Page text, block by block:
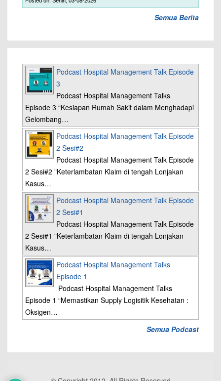
Semua Berita
Podcast Hospital Management Talk Episode
3
Podcast Hospital Management Talks
Episode 3 “Kesiapan Rumah Sakit dalam Menghadapi
Gelombang…
Podcast Hospital Management Talk Episode
2 Sesi#2
Podcast Hospital Management Talk Episode
2 Sesi#2 "Keterlambatan Klaim di tengah Lonjakan
Kasus…
Podcast Hospital Management Talk Episode
2 Sesi#1
Podcast Hospital Management Talk Episode
2 Sesi#1 "Keterlambatan Klaim di tengah Lonjakan
Kasus…
Podcast Hospital Management Talks
Episode 1
Podcast Hospital Management Talks
Episode 1 “Memastikan Supply Logisitik Kesehatan :
Oksigen…
Semua Podcast